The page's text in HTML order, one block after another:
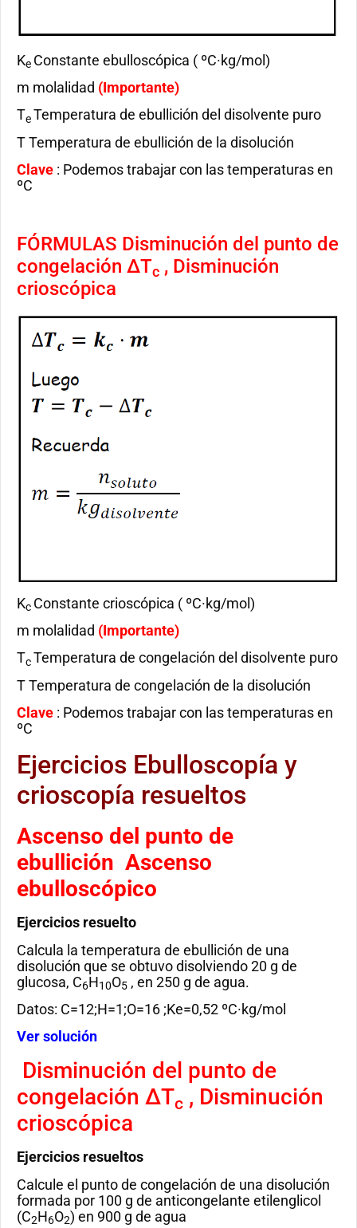
Ke Constante ebulloscópica ( ºC·kg/mol)
m molalidad (Importante)
TeTemperatura de ebullición del disolvente puro
T Temperatura de ebullición de la disolución
Clave : Podemos trabajar con las temperaturas en
ºC
FÓRMULAS Disminución del punto de
congelación ∆Tc , Disminución
crioscópica
Kc Constante crioscópica ( ºC·kg/mol)
m molalidad (Importante)
TcTemperatura de congelación del disolvente puro
T Temperatura de congelación de la disolución
Clave : Podemos trabajar con las temperaturas en
ºC
Ejercicios Ebulloscopía y
crioscopía resueltos
Ascenso del punto de
ebullición Ascenso
ebulloscópico
Ejercicios resuelto
Calcula la temperatura de ebullición de una
disolución que se obtuvo disolviendo 20 g de
glucosa, C6H10O5 , en 250 g de agua.
Datos: C=12;H=1;O=16 ;Ke=0,52 ºC·kg/mol
Ver solución
Disminución del punto de
congelación ∆Tc , Disminución
crioscópica
Ejercicios resueltos
Calcule el punto de congelación de una disolución
formada por 100 g de anticongelante etilenglicol
(C2H6O2) en 900 g de agua